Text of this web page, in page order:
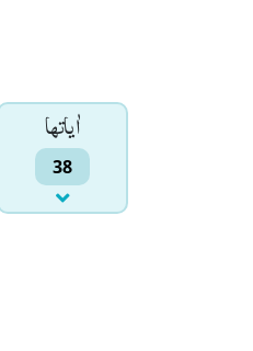
اٰياتها
38